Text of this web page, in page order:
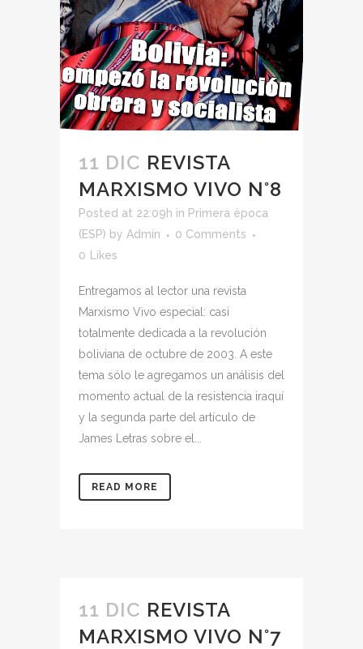
11 DIC REVISTA
MARXISMO VIVO N°8
Posted at 22:09h in Primera época
(ESP) by Admin
0 Comments
0
Likes
Entregamos al lector una revista
Marxismo Vivo especial: casi
totalmente dedicada a la revolución
boliviana de octubre de 2003. A este
tema sólo le agregamos un análisis del
momento actual de la resistencia iraquí
y la segunda parte del artículo de
James Letras sobre el...
READ MORE
11 DIC REVISTA
MARXISMO VIVO N°7